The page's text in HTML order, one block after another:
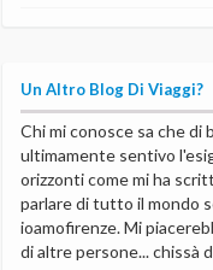
Un Altro Blog Di Viaggi?
Chi mi conosce sa che di
ultimamente sentivo
orizzonti come mi ha
parlare di tutto il mondo
ioamofirenze. Mi
di altre persone... chissà